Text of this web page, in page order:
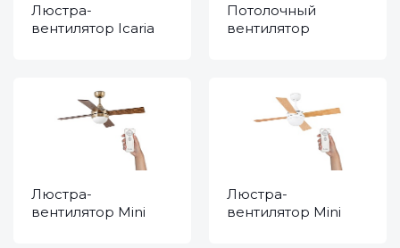
Люстра-
вентилятор Icaria
Потолочный
вентилятор
Люстра-
вентилятор Mini
Люстра-
вентилятор Mini